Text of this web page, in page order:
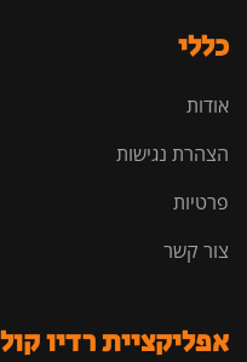
כללי
אודות
הצהרת נגישות
פרטיות
צור קשר
אפליקציית רדיו